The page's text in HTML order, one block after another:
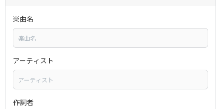
楽曲名
アーティスト
作詞者